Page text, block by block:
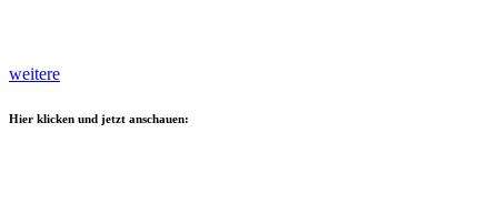
weitere
Hier klicken und jetzt anschauen: